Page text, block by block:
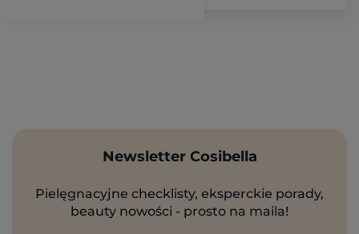
Newsletter Cosibella
Pielęgnacyjne checklisty, eksperckie porady,
beauty nowości - prosto na maila!